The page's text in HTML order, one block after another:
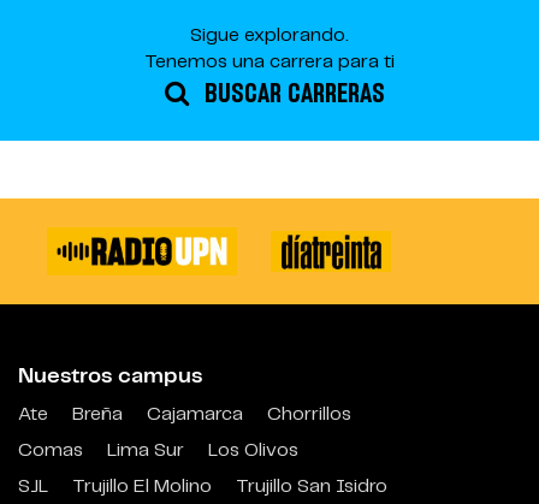
Sigue explorando.
Tenemos una carrera para ti
BUSCAR CARRERAS
Nuestros campus
Ate Breña Cajamarca
Chorrillos
Comas
Lima Sur
Los Olivos
SJL
Trujillo El Molino Trujillo San Isidro